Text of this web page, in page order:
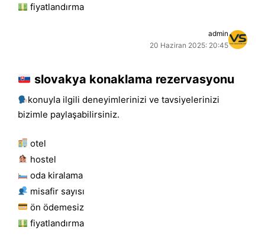
fiyatlandırma
admin
20 Haziran 2025: 20:45
slovakya konaklama rezervasyonu
konuyla ilgili deneyimlerinizi ve tavsiyelerinizi
bizimle paylaşabilirsiniz.
otel
hostel
oda kiralama
misafir sayısı
ön ödemesiz
fiyatlandırma